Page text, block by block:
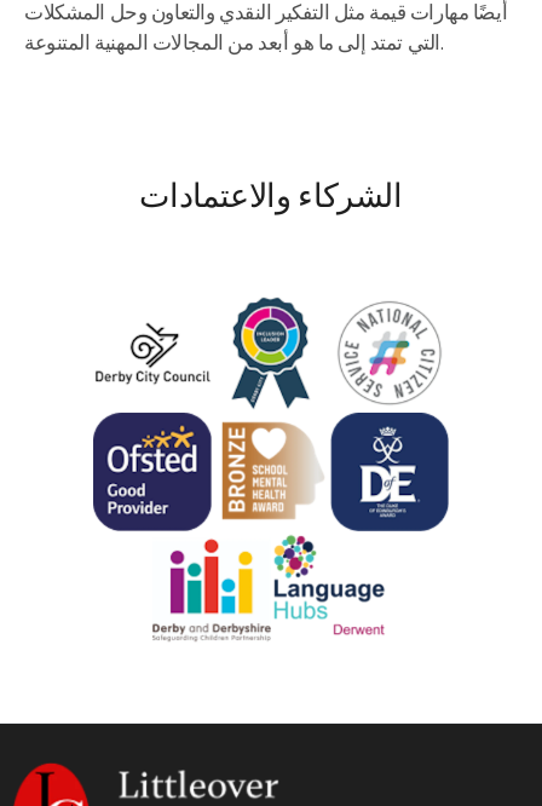
أيضًا مهارات قيمة مثل التفكير النقدي والتعاون وحل المشكلات
التي تمتد إلى ما هو أبعد من المجالات المهنية المتنوعة.
الشركاء والاعتمادات